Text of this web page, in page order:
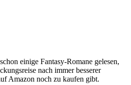
einige Fantasy-Romane gelesen,
nach immer besserer
Amazon noch zu kaufen gibt.